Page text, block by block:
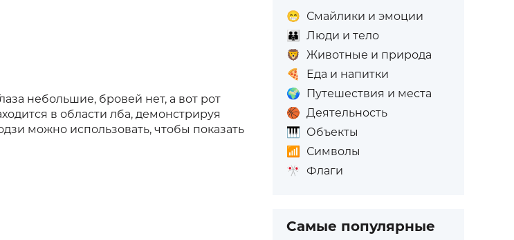
небольшие, бровей нет, а вот рот
в области лба, демонстрируя
можно использовать, чтобы показать
😁 Смайлики и эмоции
👪
Люди и тело
🦁 Животные и природа
🍕
Еда и напитки
🌍 Путешествия и места
🏀 Деятельность
🎹 Объекты
📶
Символы
🎌 Флаги
Самые популярные